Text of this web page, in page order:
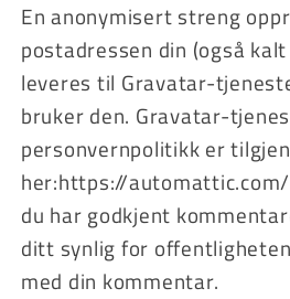
En anonymisert streng
postadressen din (også
leveres til Gravatar-
bruker den. Gravatar-
personvernpolitikk er
her:https://
du har godkjent
ditt synlig for
med din kommentar.